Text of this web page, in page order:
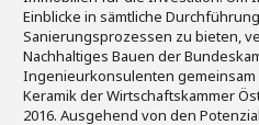
Einblicke in sämtliche
Sanierungsprozessen zu bieten,
Nachhaltiges Bauen der
Ingenieurkonsulenten gemeinsam
Keramik der Wirtschaftskammer
2016. Ausgehend von den